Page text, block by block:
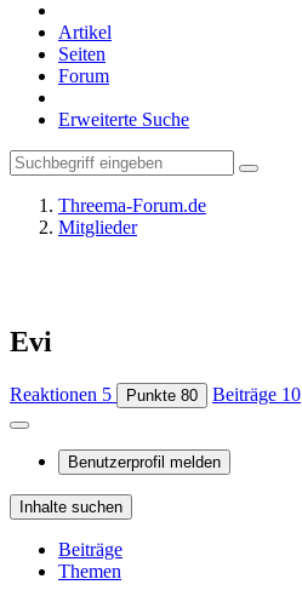
Artikel
Seiten
Forum
Erweiterte Suche
Threema-Forum.de
Mitglieder
Evi
Reaktionen 5 Punkte 80 Beiträge 10
Benutzerprofil melden
Inhalte suchen
Beiträge
Themen